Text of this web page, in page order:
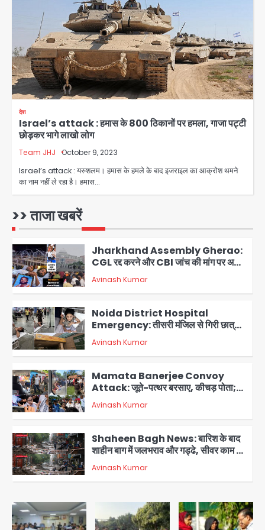
देश
Israel’s attack : हमास के 800 ठिकानों पर हमला, गाजा पट्टी
छोड़कर भागे लाखो लोग
Team JHJ October 9, 2023
Israel’s attack : यरुशलम। हमास के हमले के बाद इजराइल का आक्रोश थमने
का नाम नहीं ले रहा है। हमास…
>> ताजा खबरें
Emergency: तीसरी मंजिल से गिरी छात्रा
को नहीं मिला इलाज, प्राइवेट अस्पताल में भर्ती
Avinash Kumar
4
Mamata Banerjee Convoy
Attack: जूते-पत्थर बरसाए, कीचड़ पोता;
बोलीं- ‘माथा फट जाता’
Avinash Kumar
Shaheen Bagh News: बारिश के बाद
शाहीन बाग में जलभराव और गड्ढे, सीवर काम से
लोग परेशान
Avinash Kumar
1
Second Monday of Sawan: सावन
2
Jharkhand Assembly Gherao:
CGL रद्द करने और CBI जांच की मांग पर अड़े
छात्र, वाटर कैनन और बैरिकेडिंग तैनात
Avinash Kumar
3
Noida District Hospital
Emergency: तीसरी मंजिल से गिरी छात्रा
को नहीं मिला इलाज, प्राइवेट अस्पताल में भर्ती
Avinash Kumar
4
Mamata Banerjee Convoy
Attack: जूते-पत्थर बरसाए, कीचड़ पोता;
बोलीं- ‘माथा फट जाता’
Avinash Kumar
5
Shaheen Bagh News: बारिश के बाद
शाहीन बाग में जलभराव और गड्ढे, सीवर काम से
लोग परेशान
Avinash Kumar
Second Monday of Sawan: सावन
के दूसरे सोमवार पर शिवालयों में आस्था का
सैलाब